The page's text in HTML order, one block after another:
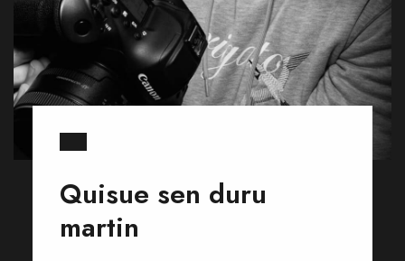
Quisue sen duru
martin